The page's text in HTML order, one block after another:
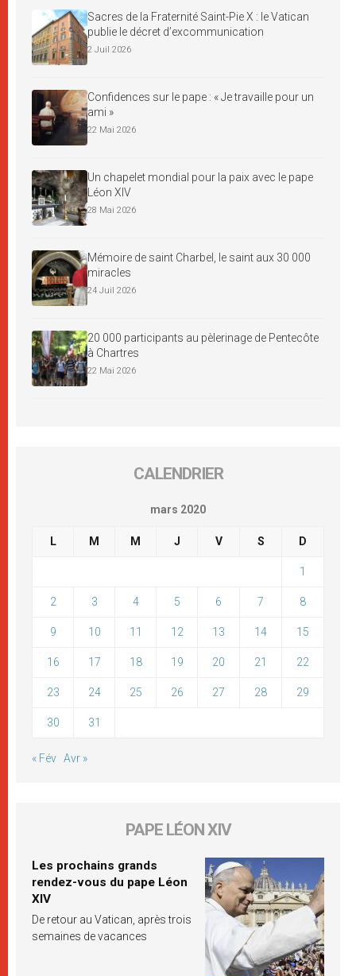
Sacres de la Fraternité Saint-Pie X : le Vatican
publie le décret d’excommunication
2 Juil 2026
Confidences sur le pape : « Je travaille pour un
ami »
22 Mai 2026
Un chapelet mondial pour la paix avec le pape
Léon XIV
28 Mai 2026
Mémoire de saint Charbel, le saint aux 30 000
miracles
24 Juil 2026
20 000 participants au pèlerinage de Pentecôte
à Chartres
22 Mai 2026
CALENDRIER
mars 2020
L M M J V S D
1
2 3 4 5 6 7 8
9 10 11 12 13 14 15
16 17 18 19 20 21 22
23 24 25 26 27 28 29
30 31
« Fév Avr »
PAPE LÉON XIV
Les prochains grands
rendez-vous du pape Léon
XIV
De retour au Vatican, après trois
semaines de vacances